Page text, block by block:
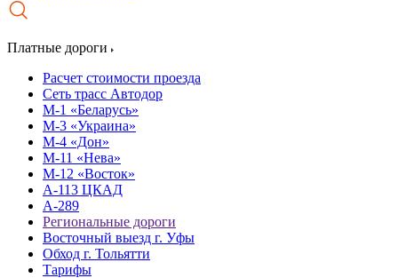
Платные дороги
Расчет стоимости проезда
Сеть трасс Автодор
М-1 «Беларусь»
М-3 «Украина»
М-4 «Дон»
М-11 «Нева»
М-12 «Восток»
А-113 ЦКАД
А-289
Региональные дороги
Восточный выезд г. Уфы
Обход г. Тольятти
Тарифы